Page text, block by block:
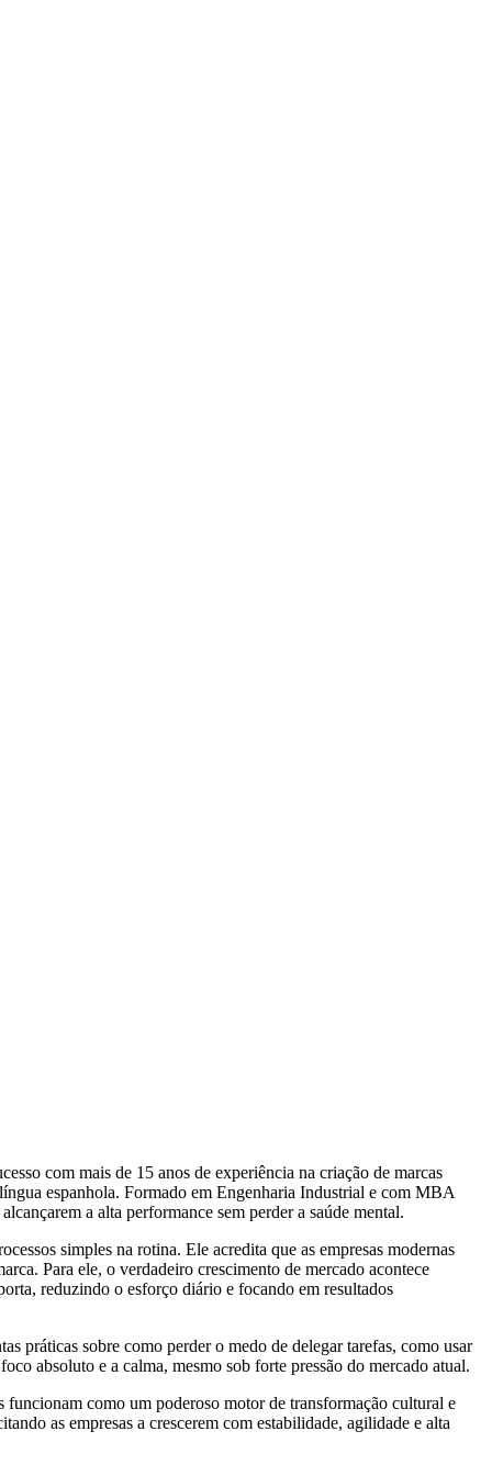
com mais de 15 anos de experiência na criação de marcas
espanhola. Formado em Engenharia Industrial e com MBA
a alta performance sem perder a saúde mental.
simples na rotina. Ele acredita que as empresas modernas
Para ele, o verdadeiro crescimento de mercado acontece
reduzindo o esforço diário e focando em resultados
práticas sobre como perder o medo de delegar tarefas, como usar
absoluto e a calma, mesmo sob forte pressão do mercado atual.
funcionam como um poderoso motor de transformação cultural e
as empresas a crescerem com estabilidade, agilidade e alta